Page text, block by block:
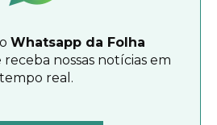
Whatsapp da Folha
receba nossas notícias em
tempo real.